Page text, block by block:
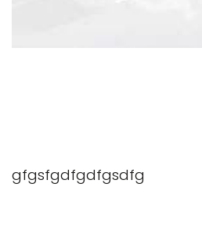
gfgsfgdfgdfgsdfg